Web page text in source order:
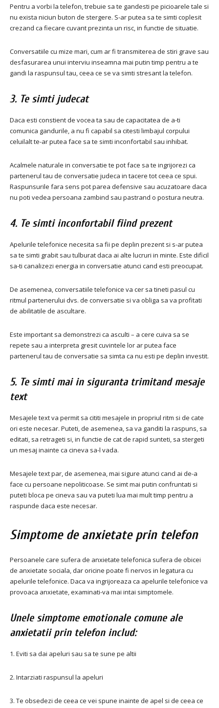
Pentru a vorbi la telefon, trebuie sa te gandesti pe picioarele tale si
nu exista niciun buton de stergere. S-ar putea sa te simti coplesit
crezand ca fiecare cuvant prezinta un risc, in functie de situatie.
Conversatiile cu mize mari, cum ar fi transmiterea de stiri grave sau
desfasurarea unui interviu inseamna mai putin timp pentru a te
gandi la raspunsul tau, ceea ce se va simti stresant la telefon.
3. Te simti judecat
Daca esti constient de vocea ta sau de capacitatea de a-ti
comunica gandurile, a nu fi capabil sa citesti limbajul corpului
celuilalt te-ar putea face sa te simti inconfortabil sau inhibat.
Acalmele naturale in conversatie te pot face sa te ingrijorezi ca
partenerul tau de conversatie judeca in tacere tot ceea ce spui.
Raspunsurile fara sens pot parea defensive sau acuzatoare daca
nu poti vedea persoana zambind sau pastrand o postura neutra.
4. Te simti inconfortabil fiind prezent
Apelurile telefonice necesita sa fii pe deplin prezent si s-ar putea
sa te simti grabit sau tulburat daca ai alte lucruri in minte. Este dificil
sa-ti canalizezi energia in conversatie atunci cand esti preocupat.
De asemenea, conversatiile telefonice va cer sa tineti pasul cu
ritmul partenerului dvs. de conversatie si va obliga sa va profitati
de abilitatile de ascultare.
Este important sa demonstrezi ca asculti – a cere cuiva sa se
repete sau a interpreta gresit cuvintele lor ar putea face
partenerul tau de conversatie sa simta ca nu esti pe deplin investit.
5. Te simti mai in siguranta trimitand mesaje
text
Mesajele text va permit sa cititi mesajele in propriul ritm si de cate
ori este necesar. Puteti, de asemenea, sa va ganditi la raspuns, sa
editati, sa retrageti si, in functie de cat de rapid sunteti, sa stergeti
un mesaj inainte ca cineva sa-l vada.
Mesajele text par, de asemenea, mai sigure atunci cand ai de-a
face cu persoane nepoliticoase. Se simt mai putin confruntati si
puteti bloca pe cineva sau va puteti lua mai mult timp pentru a
raspunde daca este necesar.
Simptome de anxietate prin telefon
Persoanele care sufera de anxietate telefonica sufera de obicei
de anxietate sociala, dar oricine poate fi nervos in legatura cu
apelurile telefonice. Daca va ingrijoreaza ca apelurile telefonice va
provoaca anxietate, examinati-va mai intai simptomele.
Unele simptome emotionale comune ale
anxietatii prin telefon includ:
1. Eviti sa dai apeluri sau sa te sune pe altii
2. Intarziati raspunsul la apeluri
3. Te obsedezi de ceea ce vei spune inainte de apel si de ceea ce